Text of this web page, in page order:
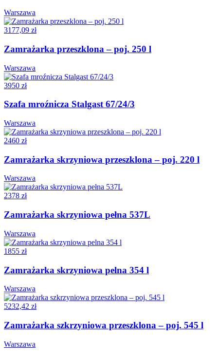
Warszawa
3177,09 zł
Zamrażarka przeszklona – poj. 250 l
Warszawa
3950 zł
Szafa mroźnicza Stalgast 67/24/3
Warszawa
2460 zł
Zamrażarka skrzyniowa przeszklona – poj. 220 l
Warszawa
2378 zł
Zamrażarka skrzyniowa pełna 537L
Warszawa
1855 zł
Zamrażarka skrzyniowa pelna 354 l
Warszawa
5232,42 zł
Zamrażarka szkrzyniowa przeszklona – poj. 545 l
Warszawa